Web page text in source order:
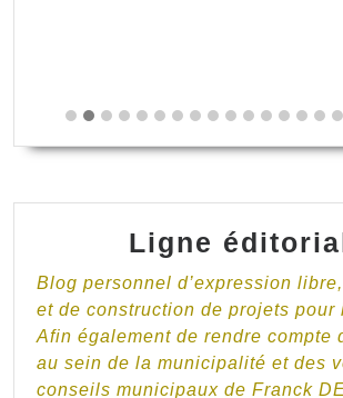
Ligne
Blog personnel d’expression
et de construction de projets pour
Afin également de rendre compte
au sein de la municipalité et des
conseils municipaux de Franck